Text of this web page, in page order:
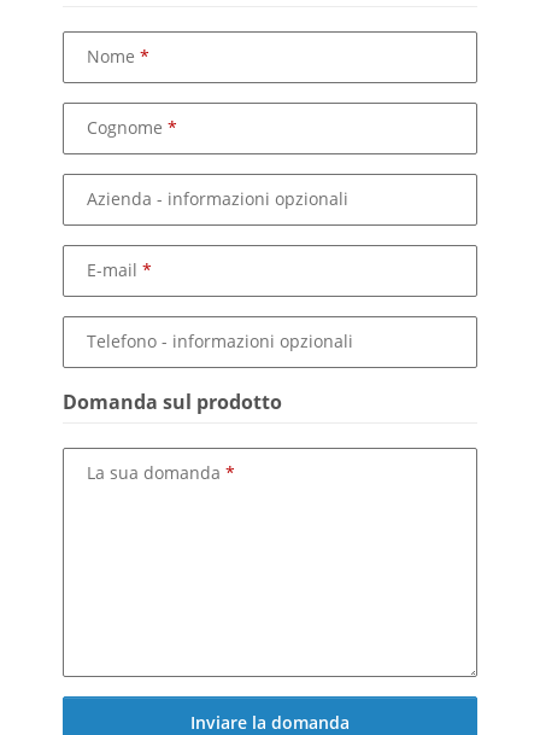
Nome
Cognome
Azienda - informazioni opzionali
E-mail
Telefono - informazioni opzionali
Domanda sul prodotto
La sua domanda
Inviare la domanda